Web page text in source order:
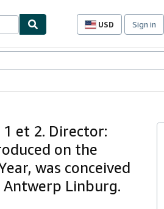
USD
Site
preferences
Sign in
1 et 2. Director:
on the
was conceived
Antwerp Linburg.